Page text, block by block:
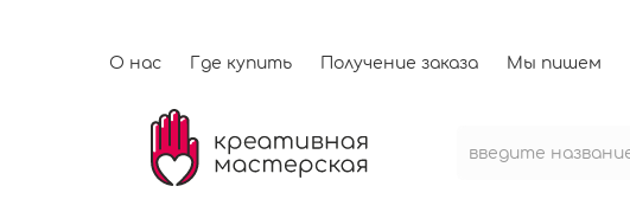
О нас Где купить Получение заказа Мы пишем